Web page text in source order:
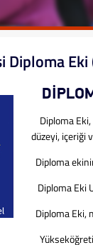
Diploma
Diploma Eki,
düzeyi, içeriği
Diploma
Diploma Eki
Diploma Eki,